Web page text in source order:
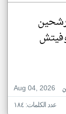
بينيتيز.. 5 مرشحين
Aug 04, 2026
عدد الكلمات: ١٨٤